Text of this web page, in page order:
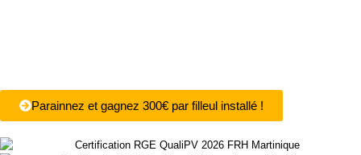
Parainnez et gagnez 300€ par filleul installé !